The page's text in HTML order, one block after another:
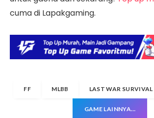
cuma di Lapakgaming.
FF MLBB LAST WAR SURVIVAL
GAME LAINNYA…